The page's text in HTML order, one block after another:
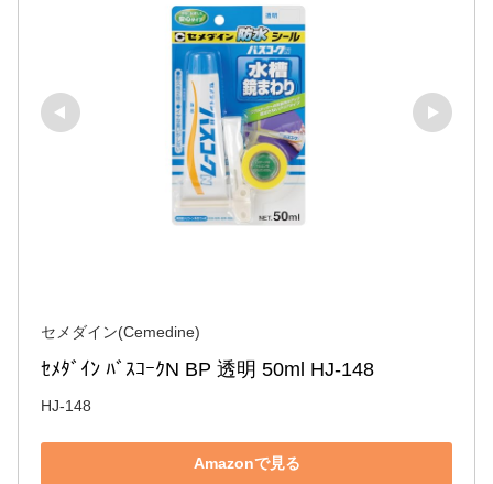
セメダイン(Cemedine)
ｾﾒﾀﾞｲﾝ ﾊﾞｽｺｰｸN BP 透明 50ml HJ-148
HJ-148
Amazonで見る